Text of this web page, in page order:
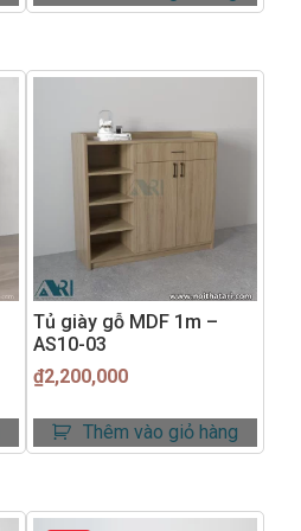
Tủ giày gỗ MDF 1m –
AS10-03
₫2,200,000
Thêm vào giỏ hàng